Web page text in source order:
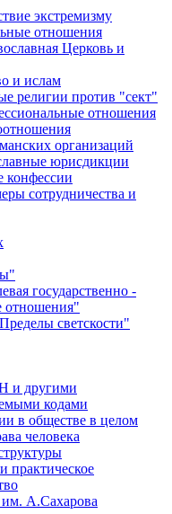
экстремизму
отношения
Церковь и
и ислам
религии против "сект"
отношения
организаций
юрисдикции
конфессии
сотрудничества и
государственно -
отношения"
светскости"
и другими
кодами
в обществе в целом
человека
практическое
А.Сахарова